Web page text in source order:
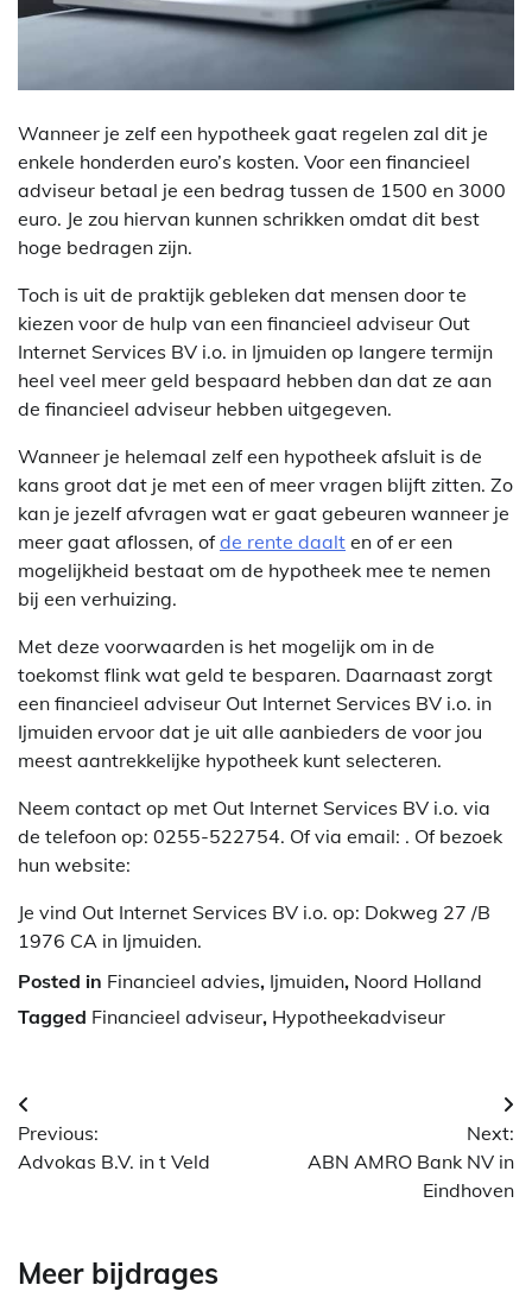
Wanneer je zelf een hypotheek gaat regelen zal dit je
enkele honderden euro’s kosten. Voor een financieel
adviseur betaal je een bedrag tussen de 1500 en 3000
euro. Je zou hiervan kunnen schrikken omdat dit best
hoge bedragen zijn.
Toch is uit de praktijk gebleken dat mensen door te
kiezen voor de hulp van een financieel adviseur Out
Internet Services BV i.o. in Ijmuiden op langere termijn
heel veel meer geld bespaard hebben dan dat ze aan
de financieel adviseur hebben uitgegeven.
Wanneer je helemaal zelf een hypotheek afsluit is de
kans groot dat je met een of meer vragen blijft zitten. Zo
kan je jezelf afvragen wat er gaat gebeuren wanneer je
meer gaat aflossen, ofde rente daalt en of er een
mogelijkheid bestaat om de hypotheek mee te nemen
bij een verhuizing.
Met deze voorwaarden is het mogelijk om in de
toekomst flink wat geld te besparen. Daarnaast zorgt
een financieel adviseur Out Internet Services BV i.o. in
Ijmuiden ervoor dat je uit alle aanbieders de voor jou
meest aantrekkelijke hypotheek kunt selecteren.
Neem contact op met Out Internet Services BV i.o. via
de telefoon op: 0255-522754. Of via email: . Of bezoek
hun website:
Je vind Out Internet Services BV i.o. op: Dokweg 27 /B
1976 CA in Ijmuiden.
Posted in Financieel advies, Ijmuiden, Noord Holland
Tagged Financieel adviseur, Hypotheekadviseur
Berichtnavigatie
Previous:
Advokas B.V. in t Veld
Next:
ABN AMRO Bank NV in
Eindhoven
Meer bijdrages